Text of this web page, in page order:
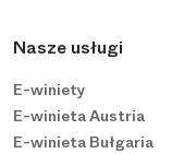
Nasze usługi
E-winiety
E-winieta Austria
E-winieta Bułgaria